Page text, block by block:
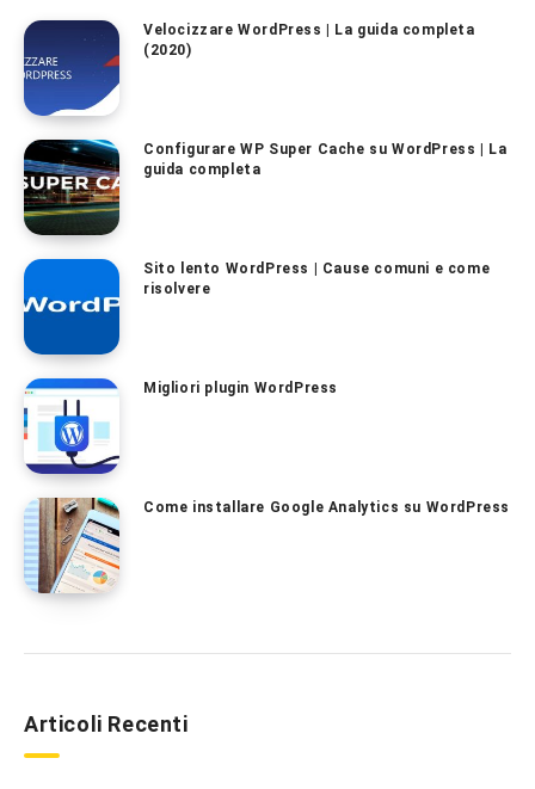
Velocizzare WordPress | La guida completa
(2020)
Configurare WP Super Cache su WordPress | La
guida completa
Sito lento WordPress | Cause comuni e come
risolvere
Migliori plugin WordPress
Come installare Google Analytics su WordPress
Articoli Recenti